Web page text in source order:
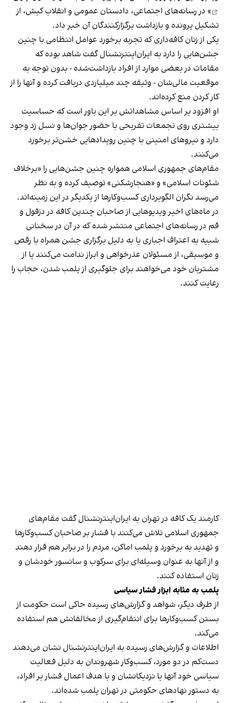
» در رسانه‌های اجتماعی، دادستان عمومی و انقلاب کیش، از
تشکیل پرونده و بازداشت برگزارکنندگان آن خبر داد.
یکی از زنان کافه‌داری که تجربه برخورد عوامل انتظامی با چنین
جشن‌هایی را دارد به ایران‌اینترنشنال گفت شاهد بوده که
مقامات در بعضی موارد از افراد بازداشت‌‌شده - بدون توجه به
موقعیت مالی‌شان - وثیقه چند میلیاردی دریافت کرده و آنها را از
کار کردن منع کرده‌اند.
او افزود بر اساس مشاهداتش بر این باور است که حساسیت
بیشتری روی تجمعات تفریحی با حضور جوان‌ها و نسل زد وجود
دارد و نیروهای امنیتی با چنین رویدادهایی خشن‌تر برخورد
می‌کنند.
مقام‌های جمهوری اسلامی همواره چنین جشن‌هایی را «برخلاف
شئونات اسلامی» و «هنجارشکنی» توصیف کرده و به نظر
می‌رسد نگران الگوبرداری کسب‌وکارها از یکدیگر در این زمینه‌اند.
در ماه‌های اخیر ویدیوهایی از صاحبان چندین کافه در دزفول و
قم در رسانه‌های اجتماعی منتشر شده که در آن در سخنانی
شبیه به اعتراف اجباری یا به دلیل برگزاری جشن همراه با رقص
و موسیقی، از مسئولان عذرخواهی و ابراز ندامت می‌کنند یا از
مشتریان خود می‌خواهند برای جلوگیری از پلمب شدن، حجاب را
رعایت کنند.
کارمند یک کافه در تهران به ایران‌اینترنشنال گفت مقام‌های
جمهوری اسلامی تلاش می‌کنند با فشار بر صاحبان کسب‌وکارها
و تهدید به برخورد و پلمب اماکن، مردم را در برابر هم قرار دهند
و از آنها به عنوان وسیله‌ای برای سرکوب و سانسور خودشان و
زنان استفاده کنند.
پلمب به مثابه ابزار فشار سیاسی
از طرف دیگر، شواهد و گزارش‌های رسیده حاکی است حکومت از
بستن کسب‌وکارها برای انتقام‌گیری از مخالفانش هم استفاده
می‌کند.
اطلاعات و گزارش‌های رسیده به ایران‌اینترنشنال نشان می‌دهند
دست‌کم در دو مورد، کسب‌وکار شهروندان به دلیل فعالیت
سیاسی خود آنها یا نزدیکانشان و با هدف اعمال فشار بر افراد،
به دستور نهادهای حکومتی در تهران پلمب شده‌اند.